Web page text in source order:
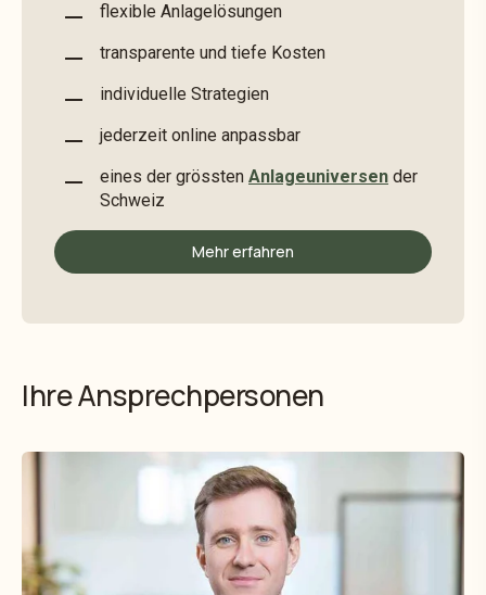
flexible Anlagelösungen
transparente und tiefe Kosten
individuelle Strategien
jederzeit online anpassbar
eines der grössten Anlageuniversen der
Schweiz
Mehr erfahren
Ihre Ansprechpersonen